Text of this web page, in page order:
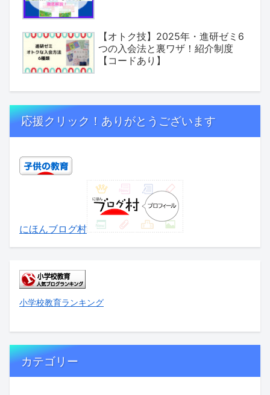
【オトク技】2025年・進研ゼミ6
つの入会法と裏ワザ！紹介制度
【コードあり】
応援クリック！ありがとうございます
にほんブログ村
小学校教育ランキング
カテゴリー